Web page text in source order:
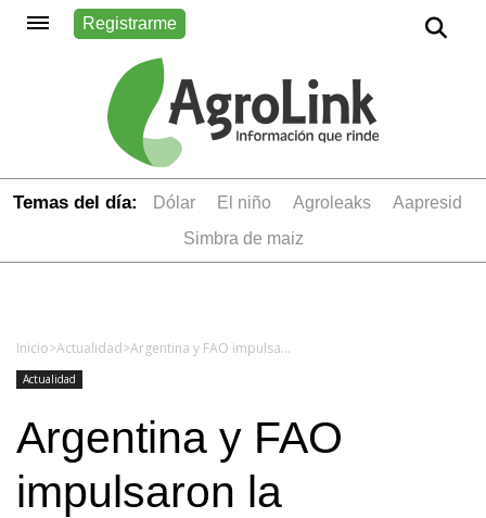
Registrarme
Temas del día: dólar el niño Agroleaks
aapresid
simbra de maiz
Inicio>Actualidad> Argentina y FAO impulsaron la campaña para visibilizar los problemas de la mujer rural
Actualidad
Argentina y FAO
impulsaron la